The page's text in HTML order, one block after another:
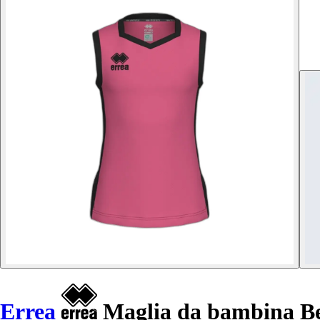
Errea Maglia da bambina